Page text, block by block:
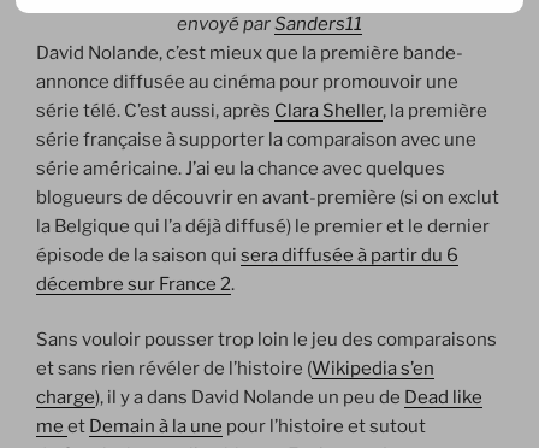
envoyé parSanders11
David Nolande, c’est mieux que la première bande-
annonce diffusée au cinéma pour promouvoir une
série télé. C’est aussi, après Clara Sheller, la première
série française à supporter la comparaison avec une
série américaine. J’ai eu la chance avec quelques
blogueurs de découvrir en avant-première (si on exclut
la Belgique qui l’a déjà diffusé) le premier et le dernier
épisode de la saison qui sera diffusée à partir du 6
décembre sur France 2.
Sans vouloir pousser trop loin le jeu des comparaisons
et sans rien révéler de l’histoire (Wikipedia s’en
charge), il y a dans David Nolande un peu de Dead like
me et Demain à la une pour l’histoire et sutout